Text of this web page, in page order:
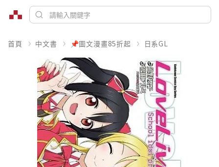
首頁 中文書 📌圖文漫畫85折起 日系GL